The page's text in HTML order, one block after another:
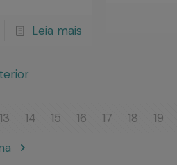
Leia mais
13 14 15 16 17 18 19